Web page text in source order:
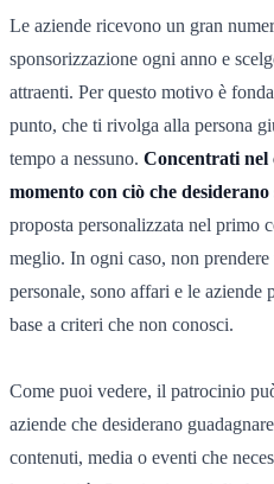
Le aziende ricevono un gran
sponsorizzazione ogni anno e
attraenti. Per questo motivo è
punto, che ti rivolga alla persona
tempo a nessuno. Concentrati
momento con ciò che desiderano
proposta personalizzata nel primo
meglio. In ogni caso, non
personale, sono affari e le aziende
base a criteri che non conosci.
Come puoi vedere, il patrocinio
aziende che desiderano
contenuti, media o eventi che